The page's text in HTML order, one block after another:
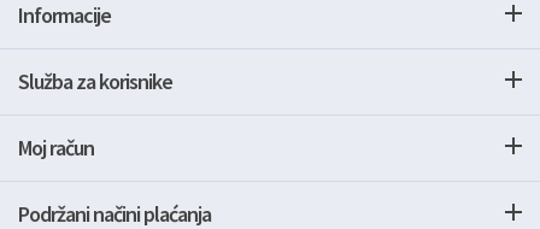
Informacije
Služba za korisnike
Moj račun
Podržani načini plaćanja